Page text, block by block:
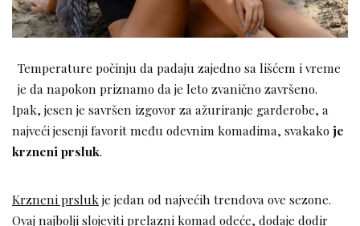
Temperature počinju da padaju zajedno sa lišćem i vreme
je da napokon priznamo da je leto zvanično završeno.
Ipak, jesen je savršen izgovor za ažuriranje garderobe, a
najveći jesenji favorit među odevnim komadima, svakakoje
krzneni prsluk.
Krzneni prslukje jedan od najvećih trendova ove sezone.
Ovaj najbolji slojeviti prelazni komad odeće, dodaje dodir